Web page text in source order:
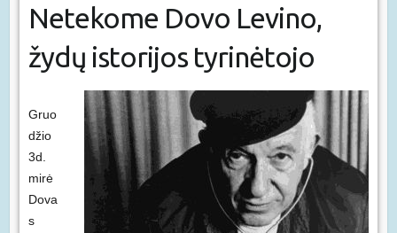
Netekome Dovo Levino,
žydų istorijos tyrinėtojo
Gruo
džio
3d.
mirė
Dova
s